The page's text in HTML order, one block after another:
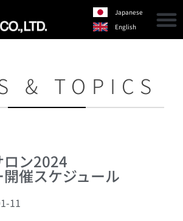
Japanese
English
& TOPICS
ン2024
催スケジュール
11